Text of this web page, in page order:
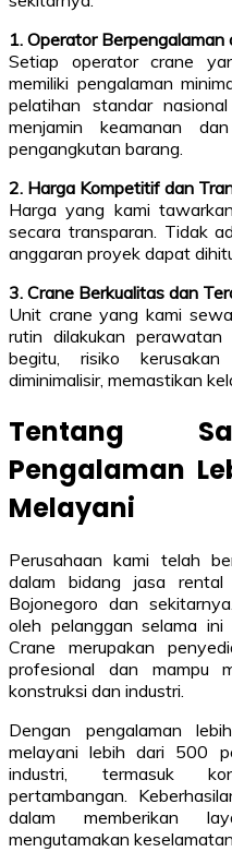
1. Operator Berpengalaman
Setiap operator crane
memiliki pengalaman
pelatihan standar
menjamin keamanan
pengangkutan barang.
2. Harga Kompetitif dan
Harga yang kami
secara transparan. Tidak
anggaran proyek dapat
3. Crane Berkualitas dan
Unit crane yang kami
rutin dilakukan
begitu, risiko
diminimalisir, memastikan
Tentang
Pengalaman
Melayani
Perusahaan kami telah
dalam bidang jasa
Bojonegoro dan
oleh pelanggan selama
Crane merupakan
profesional dan mampu
konstruksi dan industri.
Dengan pengalaman
melayani lebih dari 500
industri, termasuk
pertambangan.
dalam memberikan
mengutamakan